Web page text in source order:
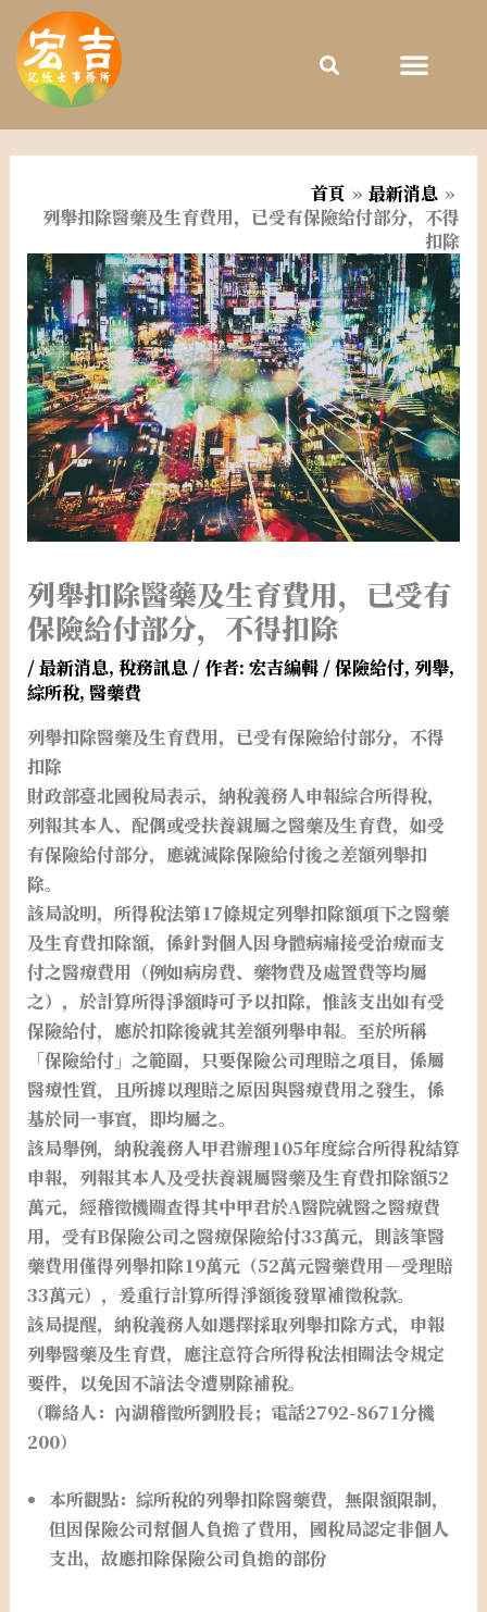
內
容
首頁
最新消息
列舉扣除醫藥及生育費用，已受有保險給付部分，不得
扣除
列舉扣除醫藥及生育費用，已受有
保險給付部分，不得扣除
/最新消息, 稅務訊息/ 作者: 宏吉編輯 /保險給付, 列舉,
綜所稅, 醫藥費
列舉扣除醫藥及生育費用，已受有保險給付部分，不得
扣除
財政部臺北國稅局表示，納稅義務人申報綜合所得稅，
列報其本人、配偶或受扶養親屬之醫藥及生育費，如受
有保險給付部分，應就減除保險給付後之差額列舉扣
除。
該局說明，所得稅法第17條規定列舉扣除額項下之醫藥
及生育費扣除額，係針對個人因身體病痛接受治療而支
付之醫療費用（例如病房費、藥物費及處置費等均屬
之），於計算所得淨額時可予以扣除，惟該支出如有受
保險給付，應於扣除後就其差額列舉申報。至於所稱
「保險給付」之範圍，只要保險公司理賠之項目，係屬
醫療性質，且所據以理賠之原因與醫療費用之發生，係
基於同一事實，即均屬之。
該局舉例，納稅義務人甲君辦理105年度綜合所得稅結算
申報，列報其本人及受扶養親屬醫藥及生育費扣除額52
萬元，經稽徵機關查得其中甲君於A醫院就醫之醫療費
用，受有B保險公司之醫療保險給付33萬元，則該筆醫
藥費用僅得列舉扣除19萬元（52萬元醫藥費用－受理賠
33萬元），爰重行計算所得淨額後發單補徵稅款。
該局提醒，納稅義務人如選擇採取列舉扣除方式，申報
列舉醫藥及生育費，應注意符合所得稅法相關法令規定
要件，以免因不諳法令遭剔除補稅。
（聯絡人：內湖稽徵所劉股長；電話2792-8671分機
200）
本所觀點：綜所稅的列舉扣除醫藥費，無限額限制，
但因保險公司幫個人負擔了費用，國稅局認定非個人
支出，故應扣除保險公司負擔的部份